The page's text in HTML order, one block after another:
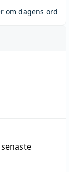
om dagens ord